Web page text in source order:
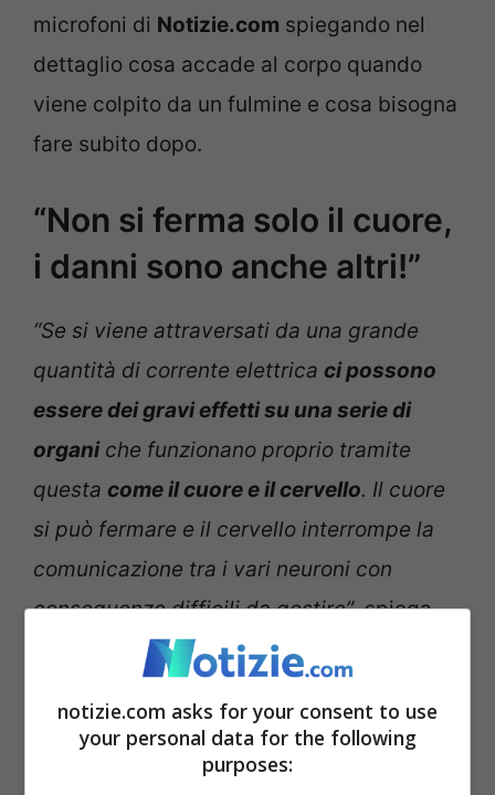
microfoni di Notizie.com spiegando nel
dettaglio cosa accade al corpo quando
viene colpito da un fulmine e cosa bisogna
fare subito dopo.
“Non si ferma solo il cuore,
i danni sono anche altri!”
“Se si viene attraversati da una grande
quantità di corrente elettrica ci possono
essere dei gravi effetti su una serie di
organiche funzionano proprio tramite
questa come il cuore e il cervello. Il cuore
si può fermare e il cervello interrompe la
comunicazione tra i vari neuroni con
conseguenze difficili da gestire”, spiega
dottor Giacomo Monti
all’arresto cardiaco.
notizie.com asks for your consent to use
your personal data for the following
purposes: